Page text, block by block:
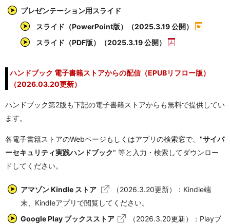
プレゼンテーション用スライド
スライド（PowerPoint版）（2025.3.19 公開）
スライド（PDF版）（2025.3.19 公開）
ハンドブック 電子書籍ストアからの配信（EPUBリフロー版）
（2026.03.20更新）
ハンドブック第2版も下記の電子書籍ストアからも無料で提供してい
ます。
各電子書籍ストアのWebページもしくはアプリの検索窓で、"サイバ
ーセキュリティ実践ハンドブック" 等と入力・検索してダウンロー
ドしてください。
アマゾン Kindle ストア
（2026.3.20更新）：Kindle端
末、Kindleアプリで閲覧してください。
Google Play ブックスストア
（2026.3.20更新）：Playブ